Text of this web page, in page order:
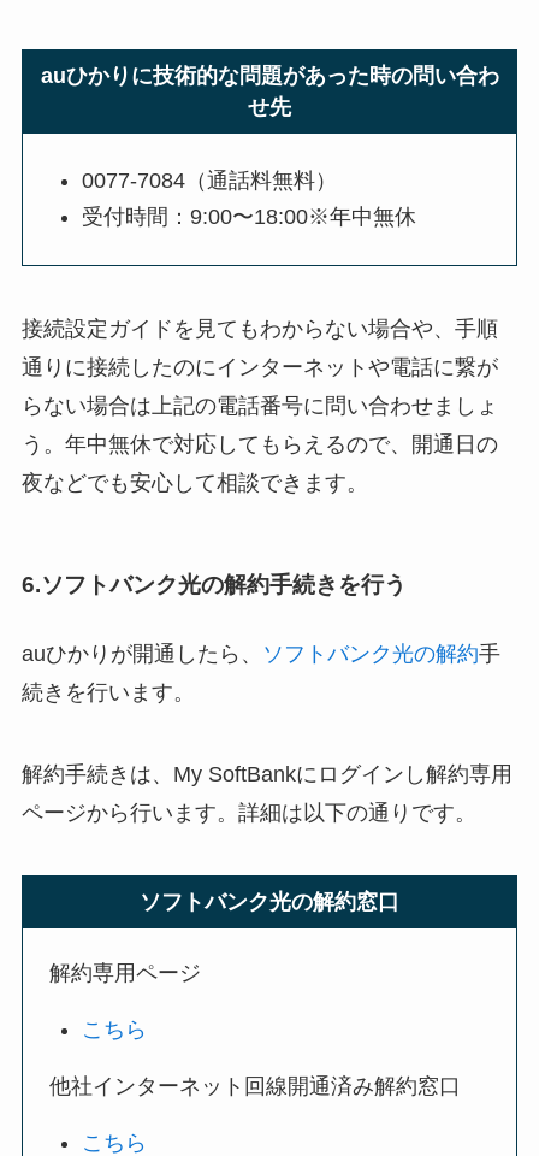
auひかりに技術的な問題があった時の問い合わ
せ先
0077-7084（通話料無料）
受付時間：9:00〜18:00※年中無休
接続設定ガイドを見てもわからない場合や、手順
通りに接続したのにインターネットや電話に繋が
らない場合は上記の電話番号に問い合わせましょ
う。年中無休で対応してもらえるので、開通日の
夜などでも安心して相談できます。
6.ソフトバンク光の解約手続きを行う
auひかりが開通したら、 ソフトバンク光の解約手
続きを行います。
解約手続きは、My SoftBankにログインし解約専用
ページから行います。詳細は以下の通りです。
ソフトバンク光の解約窓口
解約専用ページ
こちら
他社インターネット回線開通済み解約窓口
こちら